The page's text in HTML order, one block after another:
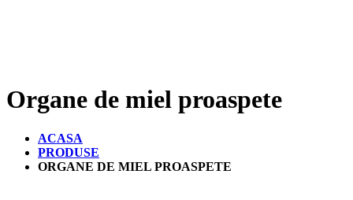
Organe de miel proaspete
ACASA
PRODUSE
ORGANE DE MIEL PROASPETE